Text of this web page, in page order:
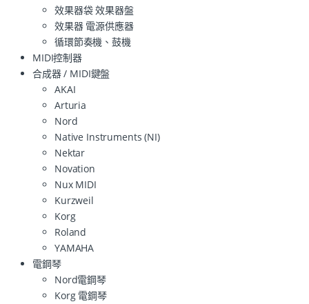
效果器袋 效果器盤
效果器 電源供應器
循環節奏機、鼓機
MIDI控制器
合成器 / MIDI鍵盤
AKAI
Arturia
Nord
Native Instruments (NI)
Nektar
Novation
Nux MIDI
Kurzweil
Korg
Roland
YAMAHA
電鋼琴
Nord電鋼琴
Korg 電鋼琴